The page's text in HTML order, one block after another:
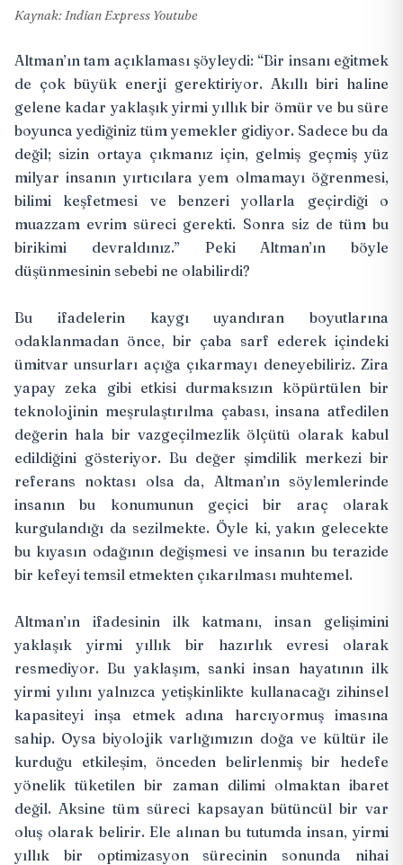
Kaynak: Indian Express Youtube
Altman’ın tam açıklaması şöyleydi: “Bir insanı eğitmek
de çok büyük enerji gerektiriyor. Akıllı biri haline
gelene kadar yaklaşık yirmi yıllık bir ömür ve bu süre
boyunca yediğiniz tüm yemekler gidiyor. Sadece bu da
değil; sizin ortaya çıkmanız için, gelmiş geçmiş yüz
milyar insanın yırtıcılara yem olmamayı öğrenmesi,
bilimi keşfetmesi ve benzeri yollarla geçirdiği o
muazzam evrim süreci gerekti. Sonra siz de tüm bu
birikimi devraldınız.” Peki Altman’ın böyle
düşünmesinin sebebi ne olabilirdi?
Bu ifadelerin kaygı uyandıran boyutlarına
odaklanmadan önce, bir çaba sarf ederek içindeki
ümitvar unsurları açığa çıkarmayı deneyebiliriz. Zira
yapay zeka gibi etkisi durmaksızın köpürtülen bir
teknolojinin meşrulaştırılma çabası, insana atfedilen
değerin hala bir vazgeçilmezlik ölçütü olarak kabul
edildiğini gösteriyor. Bu değer şimdilik merkezi bir
referans noktası olsa da, Altman’ın söylemlerinde
insanın bu konumunun geçici bir araç olarak
kurgulandığı da sezilmekte. Öyle ki, yakın gelecekte
bu kıyasın odağının değişmesi ve insanın bu terazide
bir kefeyi temsil etmekten çıkarılması muhtemel.
Altman’ın ifadesinin ilk katmanı, insan gelişimini
yaklaşık yirmi yıllık bir hazırlık evresi olarak
resmediyor. Bu yaklaşım, sanki insan hayatının ilk
yirmi yılını yalnızca yetişkinlikte kullanacağı zihinsel
kapasiteyi inşa etmek adına harcıyormuş imasına
sahip. Oysa biyolojik varlığımızın doğa ve kültür ile
kurduğu etkileşim, önceden belirlenmiş bir hedefe
yönelik tüketilen bir zaman dilimi olmaktan ibaret
değil. Aksine tüm süreci kapsayan bütüncül bir var
oluş olarak belirir. Ele alınan bu tutumda insan, yirmi
yıllık bir optimizasyon sürecinin sonunda nihai